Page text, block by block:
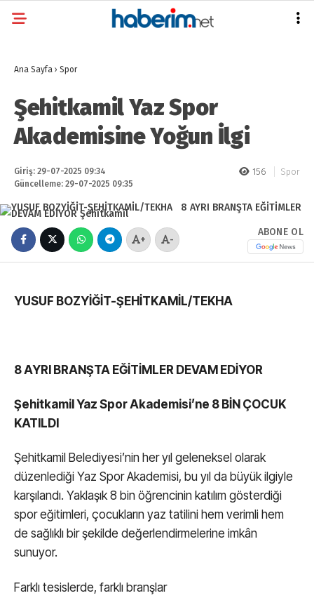
Ana Sayfa › Spor
Şehitkamil Yaz Spor
Akademisine Yoğun İlgi
Giriş: 29-07-2025 09:34
Güncelleme: 29-07-2025 09:35
156 Spor
+ -
ABONE OL
YUSUF BOZYİĞİT-ŞEHİTKAMİL/TEKHA
8 AYRI BRANŞTA EĞİTİMLER DEVAM EDİYOR
Şehitkamil Yaz Spor Akademisi’ne 8 BİN ÇOCUK
KATILDI
Şehitkamil Belediyesi’nin her yıl geleneksel olarak
düzenlediği Yaz Spor Akademisi, bu yıl da büyük ilgiyle
karşılandı. Yaklaşık 8 bin öğrencinin katılım gösterdiği
spor eğitimleri, çocukların yaz tatilini hem verimli hem
de sağlıklı bir şekilde değerlendirmelerine imkân
sunuyor.
Farklı tesislerde, farklı branşlar